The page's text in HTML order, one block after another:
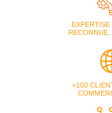
+150